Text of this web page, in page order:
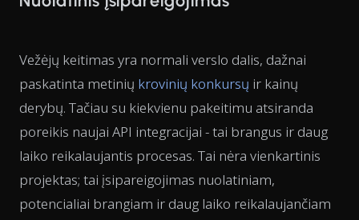
Vežėjų keitimas yra normali verslo dalis, dažnai
paskatinta metinių krovinių konkursų ir kainų
derybų. Tačiau su kiekvienu pakeitimu atsiranda
poreikis naujai API integracijai - tai brangus ir daug
laiko reikalaujantis procesas. Tai nėra vienkartinis
projektas; tai įsipareigojimas nuolatiniam,
potencialiai brangiam ir daug laiko reikalaujančiam